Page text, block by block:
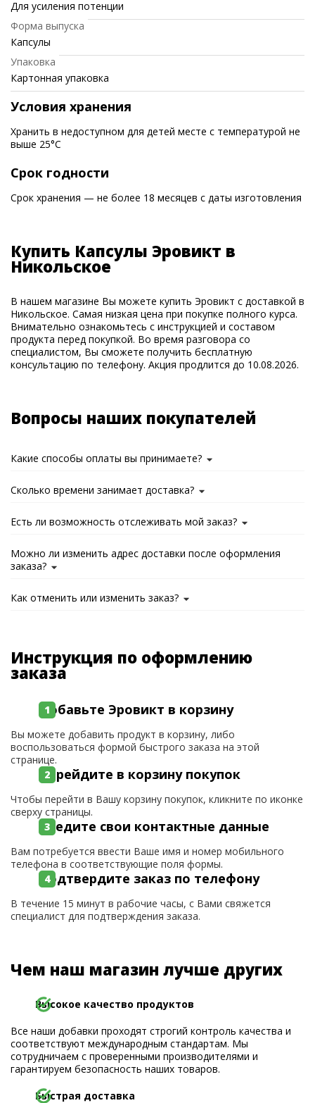
Для усиления потенции
Форма выпуска
Капсулы
Упаковка
Картонная упаковка
Условия хранения
Хранить в недоступном для детей месте с температурой не
выше 25°C
Срок годности
Срок хранения — не более 18 месяцев с даты изготовления
Купить Капсулы Эровикт в
Никольское
В нашем магазине Вы можете купить Эровикт с доставкой в
Никольское. Самая низкая цена при покупке полного курса.
Внимательно ознакомьтесь с инструкцией и составом
продукта перед покупкой. Во время разговора со
специалистом, Вы сможете получить бесплатную
консультацию по телефону. Акция продлится до 10.08.2026.
Вопросы наших покупателей
Какие способы оплаты вы принимаете?
Сколько времени занимает доставка?
Есть ли возможность отслеживать мой заказ?
Можно ли изменить адрес доставки после оформления
заказа?
Как отменить или изменить заказ?
Инструкция по оформлению
заказа
Добавьте Эровикт в корзину
Вы можете добавить продукт в корзину, либо
воспользоваться формой быстрого заказа на этой
странице.
Перейдите в корзину покупок
Чтобы перейти в Вашу корзину покупок, кликните по иконке
сверху страницы.
Введите свои контактные данные
Вам потребуется ввести Ваше имя и номер мобильного
телефона в соответствующие поля формы.
Подтвердите заказ по телефону
В течение 15 минут в рабочие часы, с Вами свяжется
специалист для подтверждения заказа.
Чем наш магазин лучше других
Высокое качество продуктов
Все наши добавки проходят строгий контроль качества и
соответствуют международным стандартам. Мы
сотрудничаем с проверенными производителями и
гарантируем безопасность наших товаров.
Быстрая доставка